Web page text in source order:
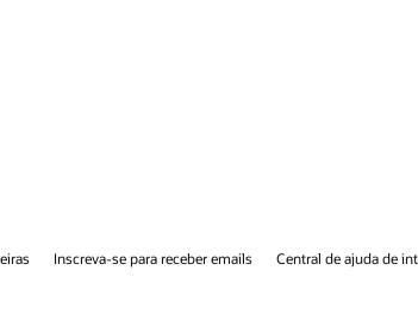
Inscreva-se para receber emails Central de ajuda de